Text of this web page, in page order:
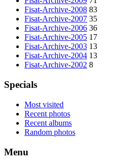
Fisat-Archive-2008 83
Fisat-Archive-2007 35
Fisat-Archive-2006 36
Fisat-Archive-2005 17
Fisat-Archive-2003 13
Fisat-Archive-2004 13
Fisat-Archive-2002 8
Specials
Most visited
Recent photos
Recent albums
Random photos
Menu